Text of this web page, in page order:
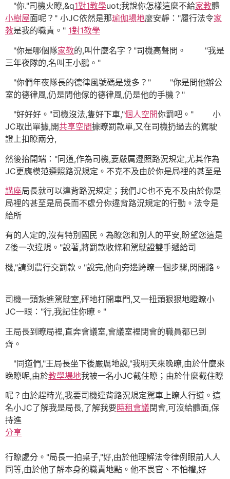
"你."司機火瞭,&q1對1教學uot;我說你怎樣這麼不給家教體
小樹屋面呢？" 小JC依然是那瑜伽場地麼安靜："履行法令家
教是我的職責。" 1對1教學
"你是哪個隊家教的,叫什麼名字？"司機高聲問。 "我是
三年夜隊的,名叫王小鵬。"
"你們年夜隊長的德律風號碼是幾多？" "你是問他辦公
室的德律風,仍是問他傢的德律風,仍是他的手機？"
"好好好。"司機沒法,隻好下車,"個人空間你罰吧。" 小
JC取出單據,開共享空間據瞭罰款單,又在司機扔過去的駕駛
證上扣瞭兩分,
然後抬開端："同道,作為司機,要嚴厲遵照路況規定,尤其作為
JC更應模范遵照路況規定。不克不及由於你是局裡的甚至是
講座局長就可以違背路況規定；我們JC也不克不及由於你是
局裡的甚至是局長而不處分你違背路況規定的行動。法令是
給所
有的人定的,沒有特別國民。為瞭您和別人的平安,盼望您這是
Z後一次違規。"說著,將罰款收條和駕駛證雙手遞給司
機,"請到農行交罰款。"說完,他向旁邊跨瞭一個步驟,閃開路。
司機一頭紮進駕駛室,砰地打開車門,又一扭頭狠狠地瞪瞭小
JC一眼："行,我記住你瞭。"
王局長到瞭局裡,直奔會議室,會議室裡閉會的職員都已到
齊。
"同道們,"王局長坐下後嚴厲地說,"我明天來晚瞭,由於什麼來
晚瞭呢,由於教學場地我被一名小JC截住瞭；由於什麼截住瞭
呢？由於趕時光,我要司機違背路況規定駕車上瞭人行道。這
名小JC了解我是局長,了解我要時租會議閉會,可沒給體面,保
持進
分享
行瞭處分。"局長一拍桌子,"好,由於他理解法令律例眼前人人
同等,由於他了解本身的職責地點。他不畏官、不怕權,好